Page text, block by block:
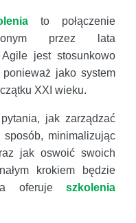
to połączenie
przez lata
jest stosunkowo
ponieważ jako system
XXI wieku.
jak zarządzać
sposób, minimalizując
jak oswoić swoich
krokiem będzie
oferuje szkolenia